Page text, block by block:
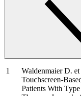
Waldenmaier D.
Touchscreen-
Patients With